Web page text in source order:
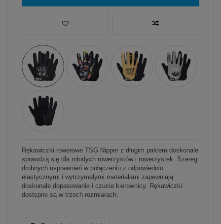
Rękawiczki rowerowe TSG Nipper z długim palcem doskonale
sprawdzą się dla młodych rowerzystów i rowerzystek. Szereg
drobnych usprawnień w połączeniu z odpowiednio
elastycznymi i wytrzymałymi materiałami zapewniają
doskonałe dopasowanie i czucie kierownicy. Rękawiczki
dostępne są w trzech rozmiarach.